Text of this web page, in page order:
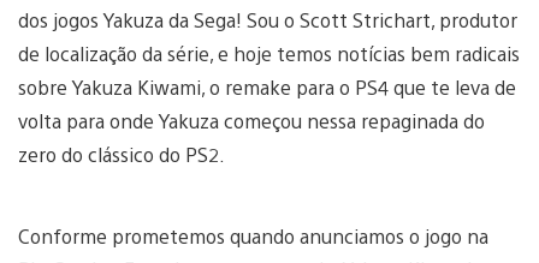
dos jogos Yakuza da Sega! Sou o Scott Strichart, produtor
de localização da série, e hoje temos notícias bem radicais
sobre Yakuza Kiwami, o remake para o PS4 que te leva de
volta para onde Yakuza começou nessa repaginada do
zero do clássico do PS2.
Conforme prometemos quando anunciamos o jogo na